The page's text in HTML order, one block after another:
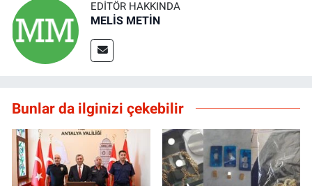
EDITÖR HAKKINDA
MELİS METİN
Bunlar da ilginizi çekebilir